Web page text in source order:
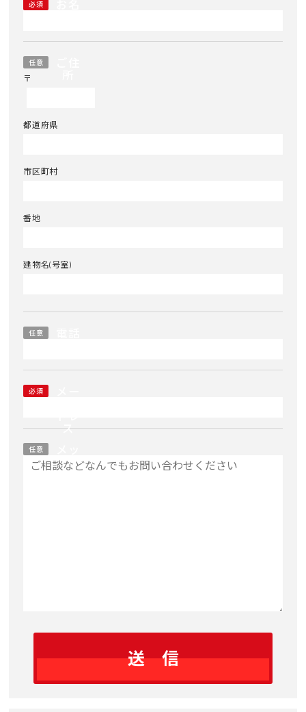
必須
任意
〒
都道府県
市区町村
番地
建物名(号室)
任意
必須
ス
任意
セー
ジ